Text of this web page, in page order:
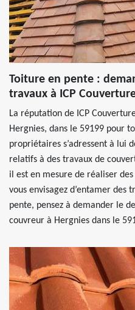
Toiture en pente :
travaux à ICP
La réputation de ICP
Hergnies, dans le 59199 pour
propriétaires s’adressent à lui
relatifs à des travaux de
il est en mesure de réaliser
vous envisagez d’entamer des
pente, pensez à demander le
couvreur à Hergnies dans le